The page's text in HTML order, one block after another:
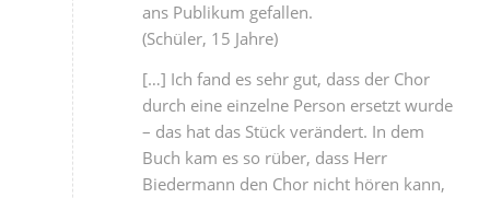
ans Publikum gefallen.
(Schüler, 15 Jahre)
[…] Ich fand es sehr gut, dass der Chor
durch eine einzelne Person ersetzt wurde
– das hat das Stück verändert. In dem
Buch kam es so rüber, dass Herr
Biedermann den Chor nicht hören kann,